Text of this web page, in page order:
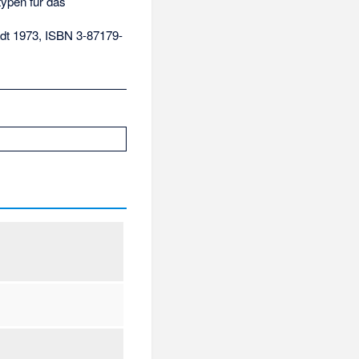
1973, ISBN 3-87179-